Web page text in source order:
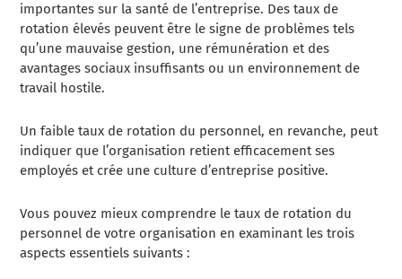
importantes sur la santé de l’entreprise. Des taux de
rotation élevés peuvent être le signe de problèmes tels
qu’une mauvaise gestion, une rémunération et des
avantages sociaux insuffisants ou un environnement de
travail hostile.
Un faible taux de rotation du personnel, en revanche, peut
indiquer que l’organisation retient efficacement ses
employés et crée une culture d’entreprise positive.
Vous pouvez mieux comprendre le taux de rotation du
personnel de votre organisation en examinant les trois
aspects essentiels suivants :